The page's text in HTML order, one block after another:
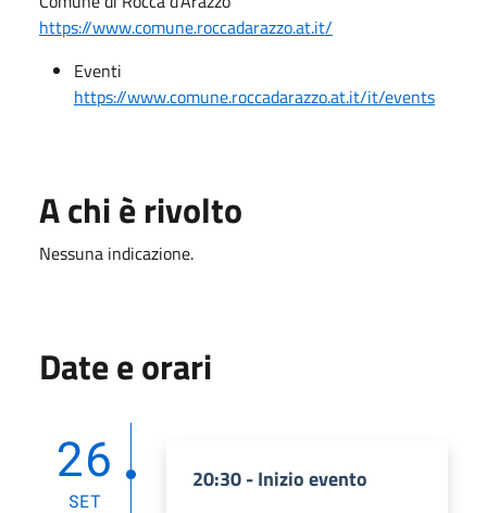
https://www.comune.roccadarazzo.at.it/
Eventi
https://www.comune.roccadarazzo.at.it/it/events
A chi è rivolto
Nessuna indicazione.
Date e orari
26
SET
20:30 - Inizio evento